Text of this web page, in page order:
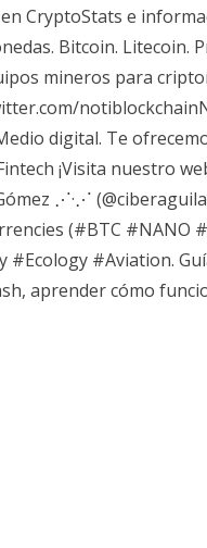
CryptoStats e
Bitcoin. Litecoin.
mineros para
digital. Te
️¡Visita nuestro
⋰·⋰
(#BTC #NANO
#Aviation.
aprender cómo